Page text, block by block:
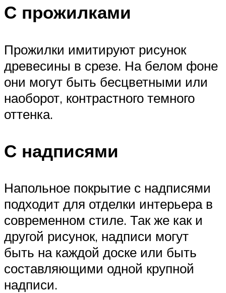
С прожилками
Прожилки имитируют рисунок
древесины в срезе. На белом фоне
они могут быть бесцветными или
наоборот, контрастного темного
оттенка.
С надписями
Напольное покрытие с надписями
подходит для отделки интерьера в
современном стиле. Так же как и
другой рисунок, надписи могут
быть на каждой доске или быть
составляющими одной крупной
надписи.